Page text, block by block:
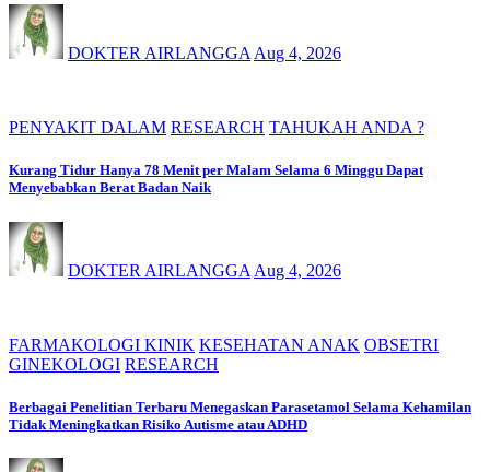
DOKTER AIRLANGGA Aug 4, 2026
PENYAKIT DALAM RESEARCH TAHUKAH ANDA ?
Kurang Tidur Hanya 78 Menit per Malam Selama 6 Minggu Dapat
Menyebabkan Berat Badan Naik
DOKTER AIRLANGGA Aug 4, 2026
FARMAKOLOGI KINIK KESEHATAN ANAK OBSETRI
GINEKOLOGI RESEARCH
Berbagai Penelitian Terbaru Menegaskan Parasetamol Selama Kehamilan
Tidak Meningkatkan Risiko Autisme atau ADHD